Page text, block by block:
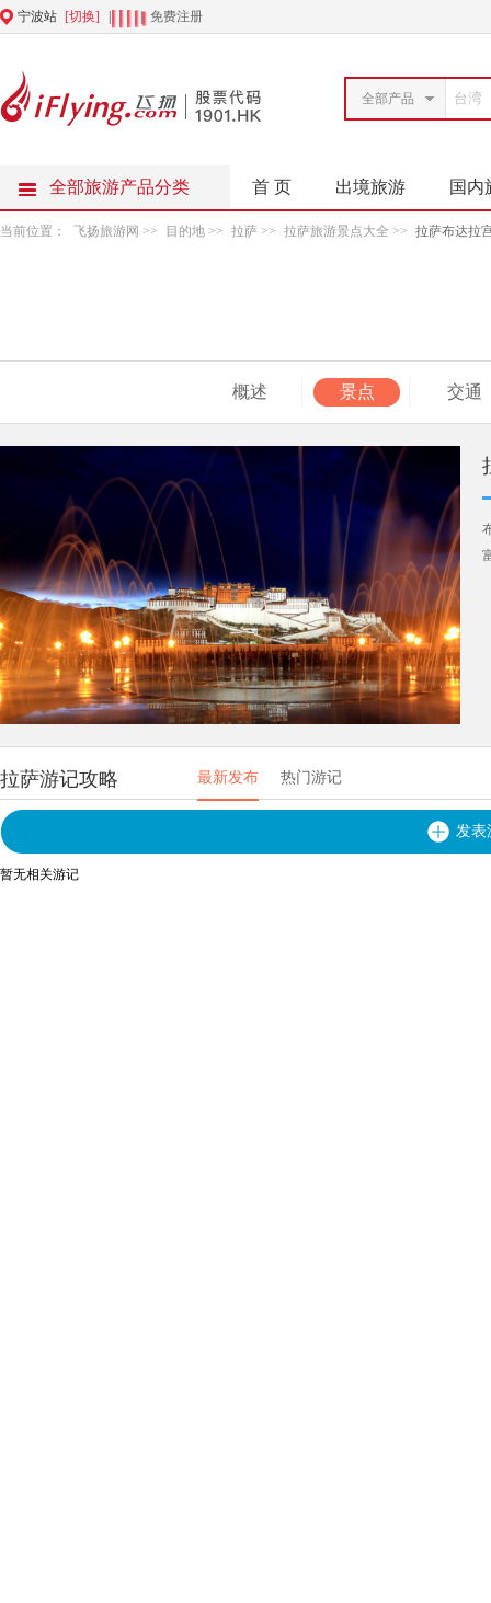
宁波站 [切换] 免费注册
全部产品
全部旅游产品分类 首 页 出境旅游 国内
当前位置： 飞扬旅游网 >> 目的地 >> 拉萨 >> 拉萨旅游景点大全 >> 拉萨布达拉
概述 景点 交通
拉萨游记攻略 最新发布 热门游记
发表
暂无相关游记